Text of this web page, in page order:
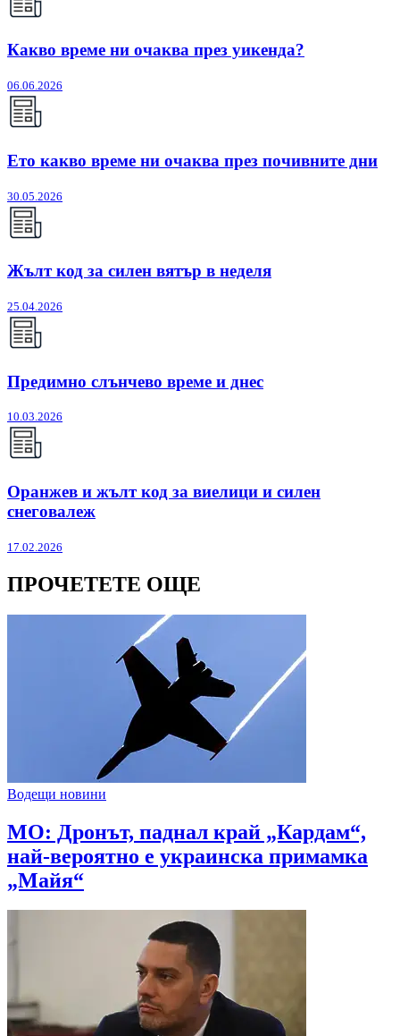
Какво време ни очаква през уикенда?
06.06.2026
Ето какво време ни очаква през почивните дни
30.05.2026
Жълт код за силен вятър в неделя
25.04.2026
Предимно слънчево време и днес
10.03.2026
Оранжев и жълт код за виелици и силен
снеговалеж
17.02.2026
ПРОЧЕТЕТЕ ОЩЕ
Водещи новини
МО: Дронът, паднал край „Кардам“,
най-вероятно е украинска примамка
„Майя“